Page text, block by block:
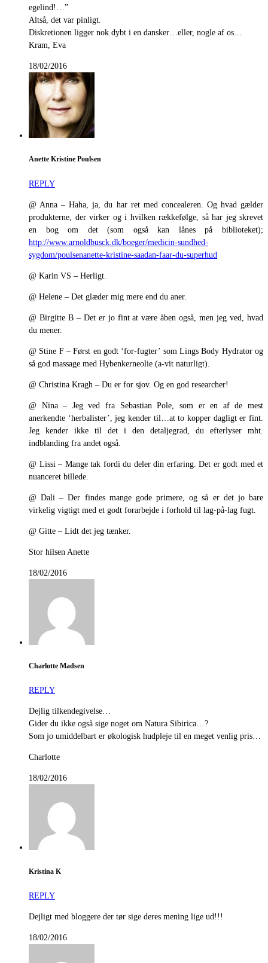
egelind!…”
Altså, det var pinligt.
Diskretionen ligger nok dybt i en dansker…eller, nogle af os…
Kram, Eva
18/02/2016
Anette Kristine Poulsen
REPLY
@ Anna – Haha, ja, du har ret med concealeren. Og hvad gælder
produkterne, der virker og i hvilken rækkefølge, så har jeg skrevet
en bog om det (som også kan lånes på biblioteket);
http://www.arnoldbusck.dk/boeger/medicin-sundhed-
sygdom/poulsenanette-kristine-saadan-faar-du-superhud
@ Karin VS – Herligt.
@ Helene – Det glæder mig mere end du aner.
@ Birgitte B – Det er jo fint at være åben også, men jeg ved, hvad
du mener.
@ Stine F – Først en godt ‘for-fugter’ som Lings Body Hydrator og
så god massage med Hybenkerneolie (a-vit naturligt).
@ Christina Kragh – Du er for sjov. Og en god researcher!
@ Nina – Jeg ved fra Sebastian Pole, som er en af de mest
anerkendte ‘herbalister’, jeg kender til…at to kopper dagligt er fint.
Jeg kender ikke til det i den detaljegrad, du efterlyser mht.
indblanding fra andet også.
@ Lissi – Mange tak fordi du deler din erfaring. Det er godt med et
nuanceret billede.
@ Dali – Der findes mange gode primere, og så er det jo bare
virkelig vigtigt med et godt forarbejde i forhold til lag-på-lag fugt.
@ Gitte – Lidt det jeg tænker.
Stor hilsen Anette
18/02/2016
Charlotte Madsen
REPLY
Dejlig tilkendegivelse…
Gider du ikke også sige noget om Natura Sibirica…?
Som jo umiddelbart er økologisk hudpleje til en meget venlig pris…
Charlotte
18/02/2016
Kristina K
REPLY
Dejligt med bloggere der tør sige deres mening lige ud!!!
18/02/2016